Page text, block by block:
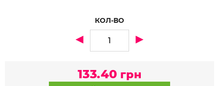
КОЛ-ВО
133.40 грн